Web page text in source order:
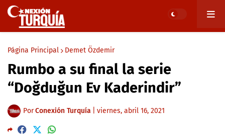
Página Principal Demet Özdemir
Rumbo a su final la serie
“Doğduğun Ev Kaderindir”
PorConexión Turquía viernes, abril 16, 2021